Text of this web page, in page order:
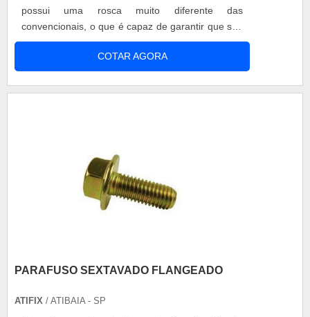
possui uma rosca muito diferente das
convencionais, o que é capaz de garantir que sua
fixação seja muito mais forte e eficiente.
Informações importantes Esse tipo de parafuso
possui fenda philips, o que proporciona um
COTAR AGORA
PARAFUSO SEXTAVADO FLANGEADO
ATIFIX / ATIBAIA - SP